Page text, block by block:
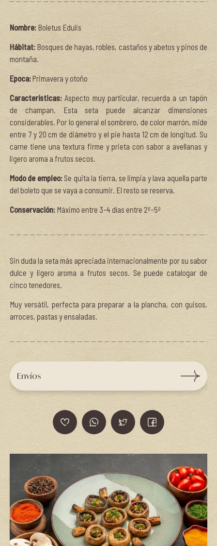
Nombre: Boletus Edulis
Hábitat: Bosques de hayas, robles, castaños y abetos y pinos de
montaña.
Epoca:Primavera y otoño
Características:Aspecto muy particular, recuerda a un tapón
de champan. Esta seta puede alcanzar dimensiones
considerables. Por lo general el sombrero, de color marrón, mide
entre 7 y 20 cm de diámetro y el pie hasta 12 cm de longitud. Su
carne tiene una textura firme y prieta con sabor a avellanas y
ligero aroma a frutos secos.
Modo de empleo:Se quita la tierra, se limpia y lava aquella parte
del boleto que se vaya a consumir. El resto se reserva.
Conservación: Máximo entre 3-4 días entre 2º-5º
Sin duda la seta más apreciada internacionalmente por su sabor
dulce y ligero aroma a frutos secos. Se puede catalogar de
cinco tenedores.
Muy versátil, perfecta para preparar a la plancha, con guisos,
arroces, pastas y ensaladas.
Envíos